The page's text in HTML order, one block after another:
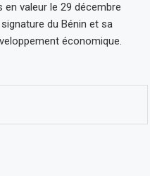
en valeur le 29 décembre
du Bénin et sa
économique.